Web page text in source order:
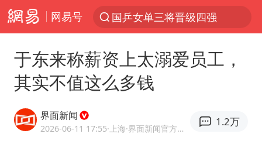
网易号
国乒女单三将晋级四强
微信又有新功能，你可以“撤回”你的撤回了！
《欢迎来龙餐馆》口碑
于东来称薪资上太溺爱员工，
其实不值这么多钱
界面新闻
2026-06-11 17:55·上海 ·界面新闻官方网易号
1.2万